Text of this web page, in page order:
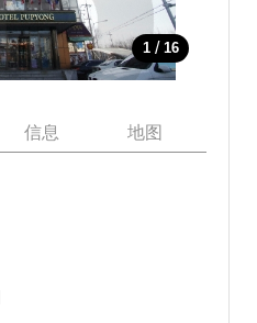
1 / 16
信息 地图